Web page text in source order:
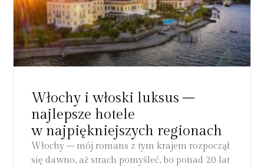
Włochy i włoski luksus –
najlepsze hotele
w najpiękniejszych regionach
Włochy – mój romans z tym krajem rozpoczął
się dawno, aż strach pomyśleć, bo ponad 20 lat